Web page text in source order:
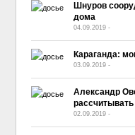
Шнуров
дома
04.09.2019 -
Караганда:
03.09.2019 -
Александр
рассчитывать
02.09.2019 -